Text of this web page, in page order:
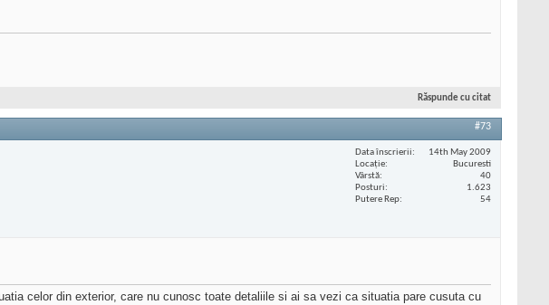
Răspunde cu citat
#73
Data înscrierii
14th May 2009
Locaţie
Bucuresti
Vârstă
40
Posturi
1.623
Putere Rep
54
celor din exterior, care nu cunosc toate detaliile si ai sa vezi ca situatia pare cusuta cu